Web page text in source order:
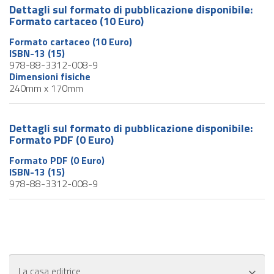
Dettagli sul formato di pubblicazione disponibile:
Formato cartaceo (10 Euro)
Formato cartaceo (10 Euro)
ISBN-13 (15)
978-88-3312-008-9
Dimensioni fisiche
240mm x 170mm
Dettagli sul formato di pubblicazione disponibile:
Formato PDF (0 Euro)
Formato PDF (0 Euro)
ISBN-13 (15)
978-88-3312-008-9
La casa editrice